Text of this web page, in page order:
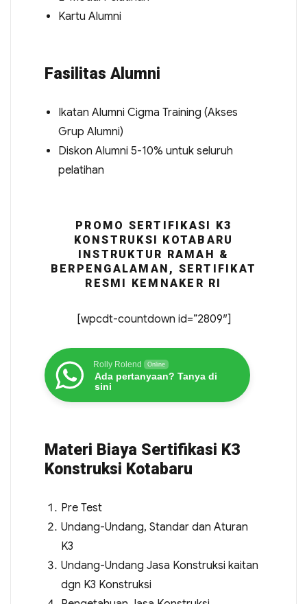
Kartu Alumni
Fasilitas Alumni
Ikatan Alumni Cigma Training (Akses
Grup Alumni)
Diskon Alumni 5-10% untuk seluruh
pelatihan
PROMO SERTIFIKASI K3
KONSTRUKSI KOTABARU
INSTRUKTUR RAMAH &
BERPENGALAMAN, SERTIFIKAT
RESMI KEMNAKER RI
[wpcdt-countdown id=”2809″]
Rolly Rolend Online
Ada pertanyaan? Tanya di
sini
Materi Biaya Sertifikasi K3
Konstruksi Kotabaru
Pre Test
Undang-Undang, Standar dan Aturan
K3
Undang-Undang Jasa Konstruksi kaitan
dgn K3 Konstruksi